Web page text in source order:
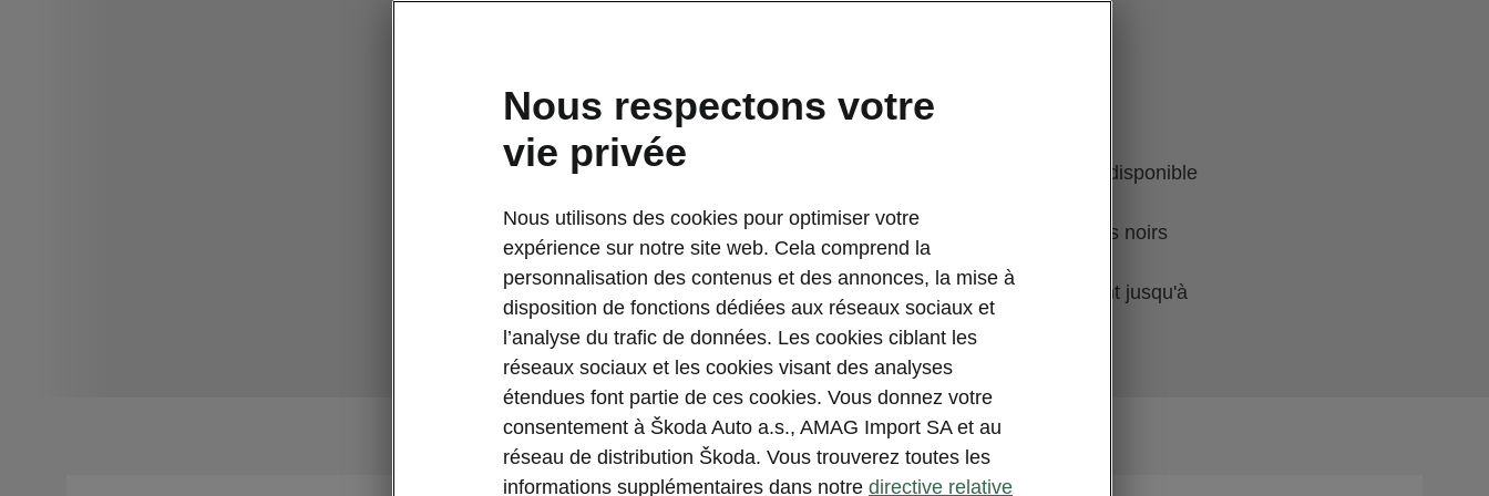
2021-02-16T14:33:21.556+00:00
La version de modèle SPORTLINE de ŠKODA sera également disponible
Un châssis sport abaissé, des jantes de 20" ou 21" et des détails noirs
marqués caractérisent l'extérieur et l'intérieur du véhicule
Choix de trois variantes de propulsion avec une autonomie allant jusqu'à
Nous respectons votre
vie privée
Nous utilisons des cookies pour optimiser votre
expérience sur notre site web. Cela comprend la
personnalisation des contenus et des annonces, la mise à
disposition de fonctions dédiées aux réseaux sociaux et
l’analyse du trafic de données. Les cookies ciblant les
réseaux sociaux et les cookies visant des analyses
étendues font partie de ces cookies. Vous donnez votre
consentement à Škoda Auto a.s., AMAG Import SA et au
réseau de distribution Škoda. Vous trouverez toutes les
informations supplémentaires dans notre directive relative